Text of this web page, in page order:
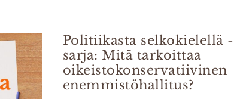
Politiikasta selkokielellä -
sarja: Mitä tarkoittaa
oikeistokonservatiivinen
enemmistöhallitus?